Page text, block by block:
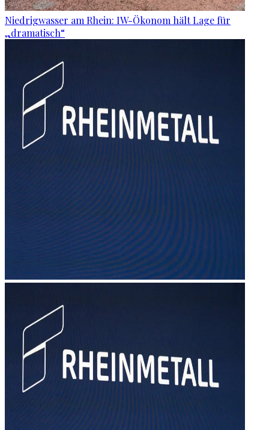
Niedrigwasser am Rhein: IW-Ökonom hält Lage für
„dramatisch“